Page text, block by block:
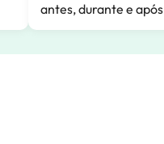
antes, durante e